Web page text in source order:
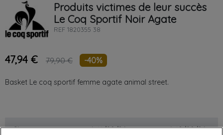
Produits victimes de leur succès
Le Coq Sportif Noir Agate
REF 1820355 38
47,94 € 79,90 € -40%
Basket Le coq sportif femme agate animal street.
Chez vousentre lemardi 11/08/26et lemercredi 12/08/26